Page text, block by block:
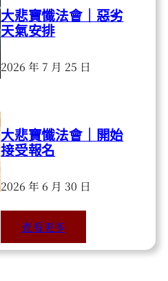
大悲寶懺法會｜惡劣
天氣安排
2026 年 7 月 25 日
大悲寶懺法會｜開始
接受報名
2026 年 6 月 30 日
查看更多